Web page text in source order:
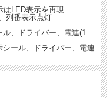
LED表示を再現
列番表示点灯
、ドライバー、電連(1
ール、ドライバー、電連